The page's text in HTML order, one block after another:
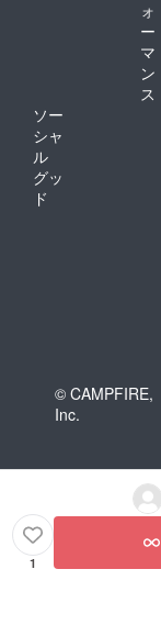
ォ
ー
マ
ン
ス
ソー
シャ
ル
グッ
ド
© CAMPFIRE,
Inc.
1